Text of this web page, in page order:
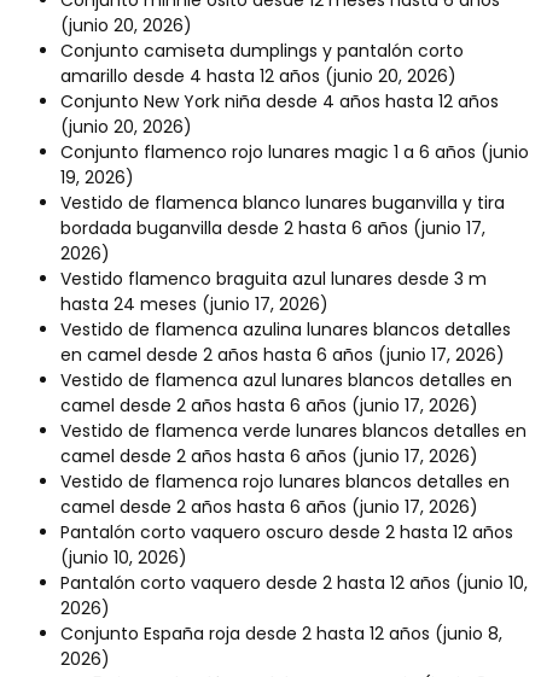
(junio 20, 2026)
Conjunto camiseta dumplings y pantalón corto
amarillo desde 4 hasta 12 años (junio 20, 2026)
Conjunto New York niña desde 4 años hasta 12 años
(junio 20, 2026)
Conjunto flamenco rojo lunares magic 1 a 6 años (junio
19, 2026)
Vestido de flamenca blanco lunares buganvilla y tira
bordada buganvilla desde 2 hasta 6 años (junio 17,
2026)
Vestido flamenco braguita azul lunares desde 3 m
hasta 24 meses (junio 17, 2026)
Vestido de flamenca azulina lunares blancos detalles
en camel desde 2 años hasta 6 años (junio 17, 2026)
Vestido de flamenca azul lunares blancos detalles en
camel desde 2 años hasta 6 años (junio 17, 2026)
Vestido de flamenca verde lunares blancos detalles en
camel desde 2 años hasta 6 años (junio 17, 2026)
Vestido de flamenca rojo lunares blancos detalles en
camel desde 2 años hasta 6 años (junio 17, 2026)
Pantalón corto vaquero oscuro desde 2 hasta 12 años
(junio 10, 2026)
Pantalón corto vaquero desde 2 hasta 12 años (junio 10,
2026)
Conjunto España roja desde 2 hasta 12 años (junio 8,
2026)